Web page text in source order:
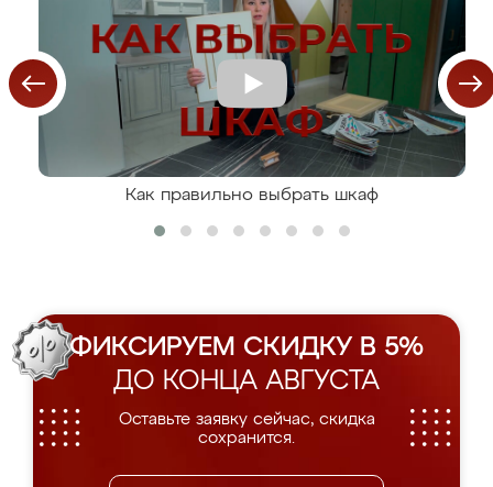
Как правильно выбрать шкаф
ФИКСИРУЕМ СКИДКУ В 5%
ДО КОНЦА АВГУСТА
Оставьте заявку сейчас, скидка
сохранится.